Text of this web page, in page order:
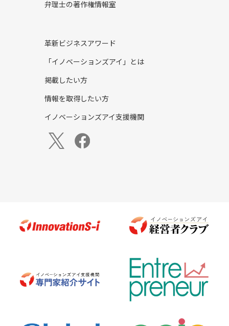
弁理士の著作権情報室
革新ビジネスアワード
「イノベーションズアイ」とは
掲載したい方
情報を取得したい方
イノベーションズアイ支援機関